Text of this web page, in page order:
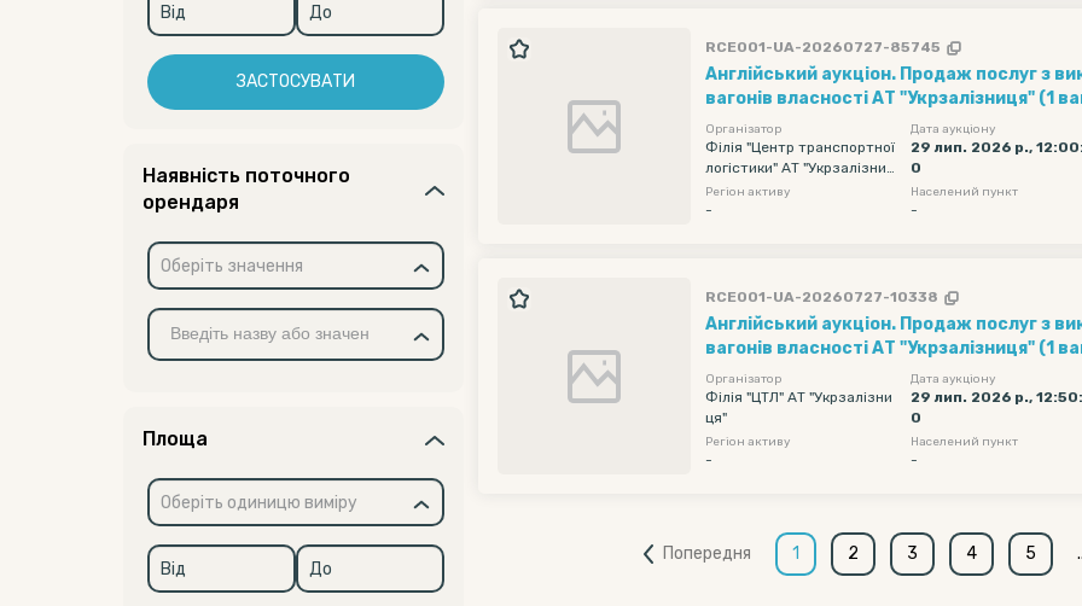
ЗАСТОСУВАТИ
Наявність поточного
орендаря
Оберіть значення
Площа
Оберіть одиницю виміру
RCE001-UA-20260727-85745
Англійський аукціон. Продаж послуг з
вагонів власності АТ "Укрзалізниця" (1
рухомий склад- вагон переобладнаний з
починається на 969 (для перевезення
матеріалів)(150 шт) . Початкова ціна
вагон на добу без ПДВ. Навантаження та
Організатор
Філія "Центр транспортної
логістики" АТ "Укрзалізниц
я"
Дата аукціону
29 лип. 2026 р.,
0
Регіон активу
-
Населений пункт
-
RCE001-UA-20260727-10338
Англійський аукціон. Продаж послуг з
вагонів власності АТ "Укрзалізниця" (1
рухомий склад- обкотишовоз (200 шт) .
реалізації - 1398 грн/вагон на добу без
Навантаження та оформлення
вантажу з 02.08.2026 по 31.08.2026
Організатор
Філія "ЦТЛ" АТ "Укрзалізни
ця"
Дата аукціону
29 лип. 2026 р.,
0
Регіон активу
-
Населений пункт
-
Попередня 1 2 3 4 5